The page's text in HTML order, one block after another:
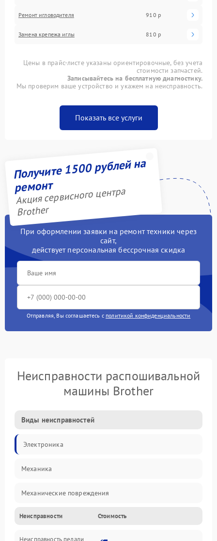
Ремонт игловодителя 910 р
Замена крепежа иглы 810 р
Цены в прайс-листе указаны ориентировочные, без учета
стоимости запчастей.
Записывайтесь на бесплатную диагностику.
Мы проверим ваше устройство и укажем на неисправность.
Показать все услуги
Получите 1500 рублей на
ремонт
Акция сервисного центра
Brother
При оформлении заявки на ремонт техники через
сайт,
действует персональная бессрочная скидка
Отправляя, Вы соглашаетесь с политикой конфиденциальности
Неисправности распошивальной
машины Brother
Виды неисправностей
Электроника
Механика
Механические повреждения
Электроника/Механические
Неисправности Стоимость
Неисправность педали